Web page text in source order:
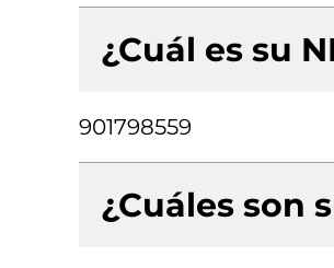
¿Cuál es su
901798559
¿Cuáles son